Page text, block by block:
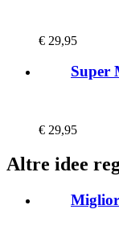
€ 29,95
Super
€ 29,95
Altre idee